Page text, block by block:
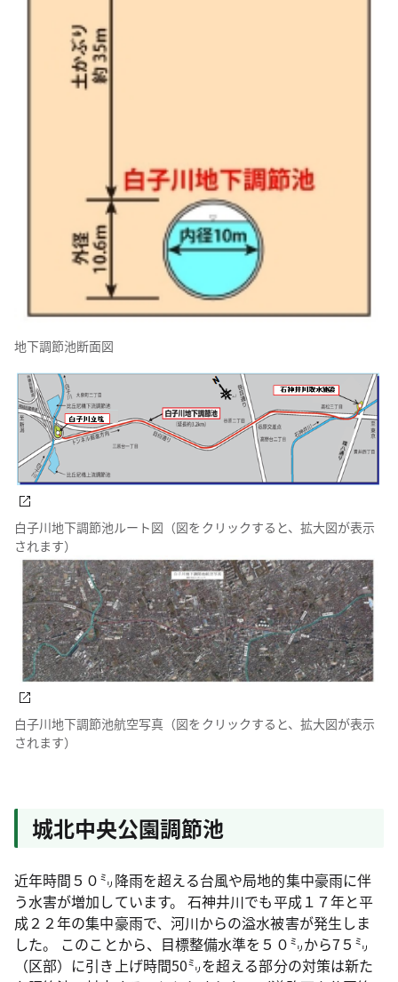
地下調節池断面図
白子川地下調節池ルート図（図をクリックすると、拡大図が表示
されます）
白子川地下調節池航空写真（図をクリックすると、拡大図が表示
されます）
城北中央公園調節池
近年時間５０㍉降雨を超える台風や局地的集中豪雨に伴
う水害が増加しています。 石神井川でも平成１７年と平
成２２年の集中豪雨で、河川からの溢水被害が発生しま
した。 このことから、目標整備水準を５０㍉から7５㍉
（区部）に引き上げ時間50㍉を超える部分の対策は新た